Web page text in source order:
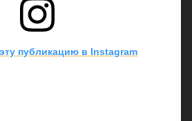
публикацию в Instagram